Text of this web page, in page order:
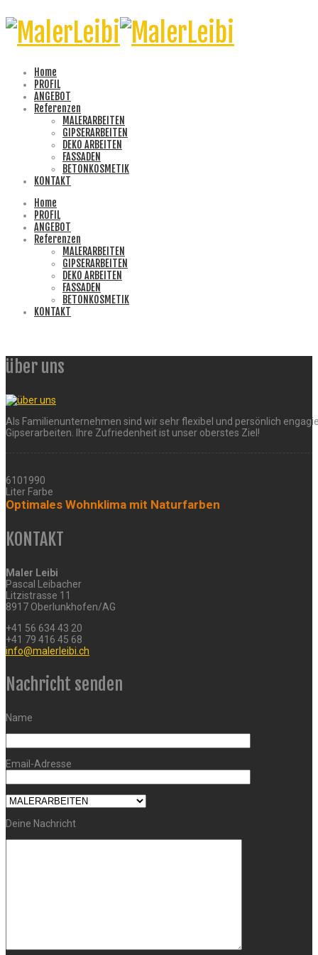
Home
PROFIL
ANGEBOT
Referenzen
MALERARBEITEN
GIPSERARBEITEN
DEKO ARBEITEN
FASSADEN
BETONKOSMETIK
KONTAKT
Home
PROFIL
ANGEBOT
Referenzen
MALERARBEITEN
GIPSERARBEITEN
DEKO ARBEITEN
FASSADEN
BETONKOSMETIK
KONTAKT
über uns
Als Familienunternehmen sind wir sehr flexibel und persönlich
Gipserarbeiten. Ihre Zufriedenheit ist unser oberstes Ziel!
6101990
Liter Farbe
Optimales Wohnklima mit Naturfarben
KONTAKT
Maler Leibi
Pascal Leibacher
Litzistrasse 11
8917 Oberlunkhofen/AG
+41 56 634 43 20
+41 79 416 45 68
info@malerleibi.ch
Nachricht senden
Name
Email-Adresse
Deine Nachricht